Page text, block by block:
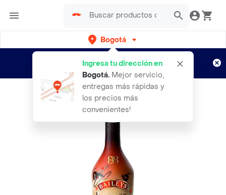
Bogotá
Ingresa tu dirección en
Bogotá. Mejor servicio,
entregas más rápidas y
los precios más
convenientes!
envíos gratis por semanas
Aplican TyC